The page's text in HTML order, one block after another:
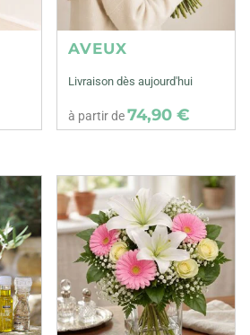
AVEUX
Livraison dès aujourd'hui
à partir de74,90 €